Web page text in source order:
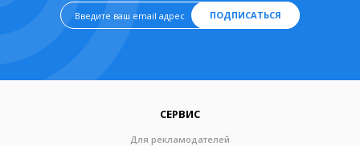
ПОДПИСАТЬСЯ
СЕРВИС
Для рекламодателей